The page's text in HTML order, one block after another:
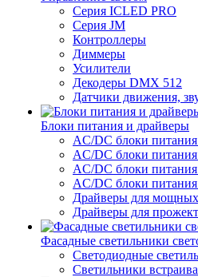
Серия ICLED PRO
Серия JM
Контроллеры
Диммеры
Усилители
Декодеры DMX 512
Датчики движения,
Блоки питания и драйверы
AC/DC блоки
AC/DC блоки
AC/DC блоки
AC/DC блоки
Драйверы для мощных
Драйверы для
Фасадные светильники
Светодиодные
Светильники